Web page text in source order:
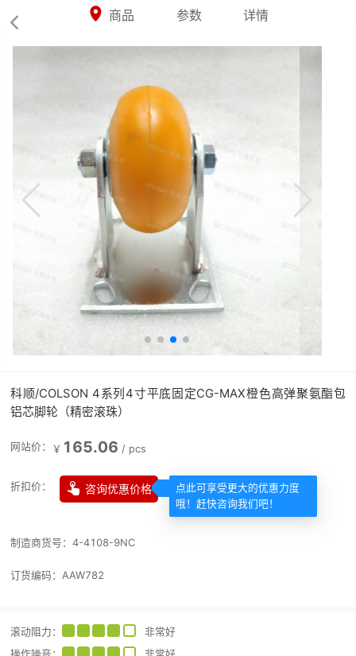

 商品 参数 详情
科顺/COLSON 4系列4寸平底固定CG-MAX橙色高弹聚氨酯包
铝芯脚轮（精密滚珠）
网站价： ￥ 165.06 / pcs
折扣价：  咨询优惠价格
点此可享受更大的优惠力度
哦！赶快咨询我们吧！
制造商货号： 4-4108-9NC
订货编码： AAW782
滚动阻力 ：
非常好